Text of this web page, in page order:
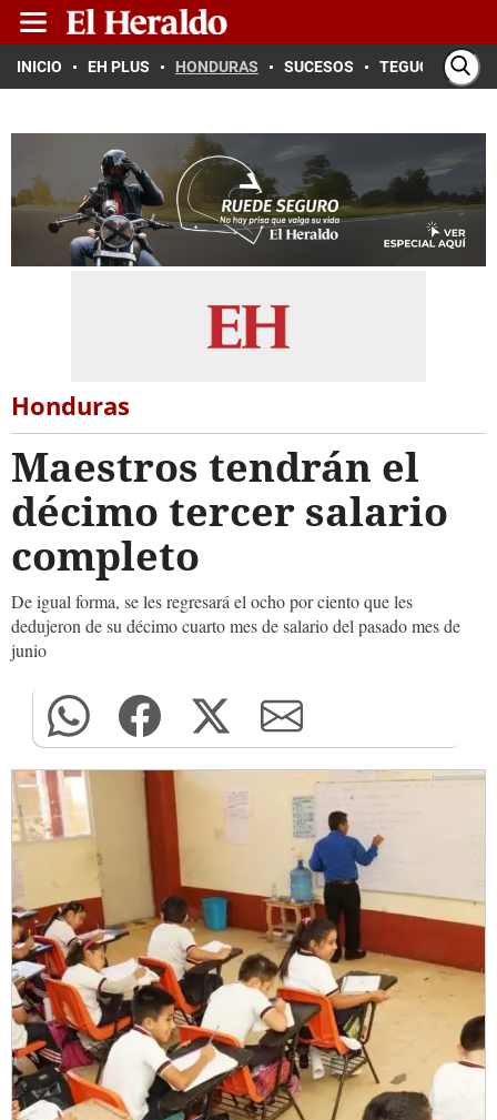
INICIO EH PLUS HONDURAS SUCESOS TEGUCIGALPA
Honduras
Maestros tendrán el
décimo tercer salario
completo
De igual forma, se les regresará el ocho por ciento que les
dedujeron de su décimo cuarto mes de salario del pasado mes de
junio